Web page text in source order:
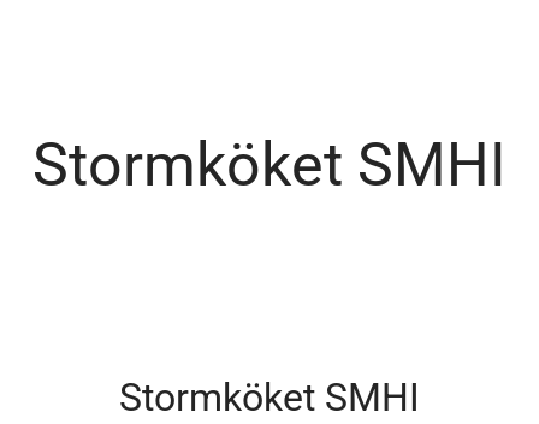
Stormköket SMHI
Stormköket SMHI